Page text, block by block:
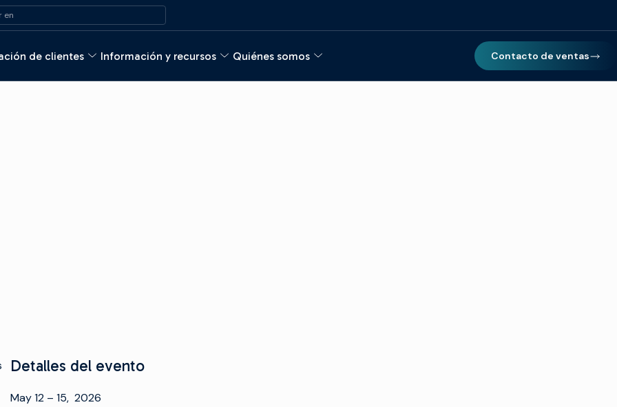
de clientes Información y recursos Quiénes somos Contacto de ventas
Detalles del evento
May 12 – 15, 2026